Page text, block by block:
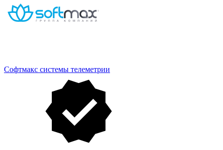
Софтмакс системы телеметрии